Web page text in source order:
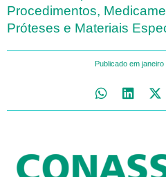
Procedimentos,
Próteses e Materiais
Publicado em janeiro